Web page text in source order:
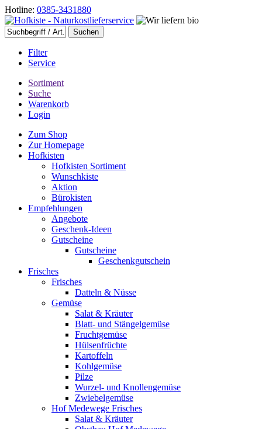
Hotline: 0385-3431880
Filter
Service
Sortiment
Suche
Warenkorb
Login
Zum Shop
Zur Homepage
Hofkisten
Hofkisten Sortiment
Wunschkiste
Aktion
Bürokisten
Empfehlungen
Angebote
Geschenk-Ideen
Gutscheine
Gutscheine
Geschenkgutschein
Frisches
Frisches
Datteln & Nüsse
Gemüse
Salat & Kräuter
Blatt- und Stängelgemüse
Fruchtgemüse
Hülsenfrüchte
Kartoffeln
Kohlgemüse
Pilze
Wurzel- und Knollengemüse
Zwiebelgemüse
Hof Medewege Frisches
Salat & Kräuter